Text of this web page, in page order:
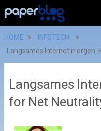
HOME
INFOTECH
Langsames Internet
Langsames
for Net